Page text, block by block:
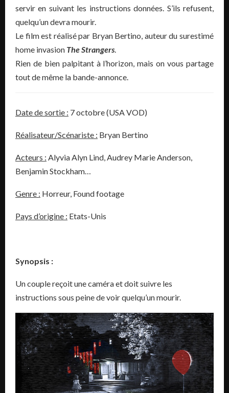
servir en suivant les instructions données. S’ils refusent,
quelqu’un devra mourir.
Le film est réalisé par Bryan Bertino, auteur du surestimé
home invasion The Strangers.
Rien de bien palpitant à l’horizon, mais on vous partage
tout de même la bande-annonce.
Date de sortie : 7 octobre (USA VOD)
Réalisateur/Scénariste : Bryan Bertino
Acteurs : Alyvia Alyn Lind, Audrey Marie Anderson,
Benjamin Stockham…
Genre : Horreur, Found footage
Pays d’origine : Etats-Unis
Synopsis :
Un couple reçoit une caméra et doit suivre les
instructions sous peine de voir quelqu’un mourir.